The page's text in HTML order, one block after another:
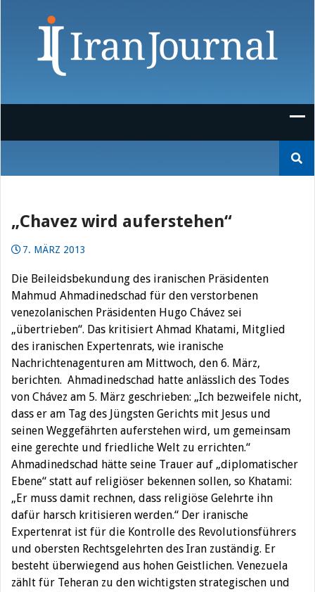
nach:
„Chavez wird auferstehen“
7. MÄRZ 2013
Die Beileidsbekundung des iranischen Präsidenten
Mahmud Ahmadinedschad für den verstorbenen
venezolanischen Präsidenten Hugo Chávez sei
„übertrieben“. Das kritisiert Ahmad Khatami, Mitglied
des iranischen Expertenrats, wie iranische
Nachrichtenagenturen am Mittwoch, den 6. März,
berichten. Ahmadinedschad hatte anlässlich des Todes
von Chávez am 5. März geschrieben: „Ich bezweifele nicht,
dass er am Tag des Jüngsten Gerichts mit Jesus und
seinen Weggefährten auferstehen wird, um gemeinsam
eine gerechte und friedliche Welt zu errichten.“
Ahmadinedschad hätte seine Trauer auf „diplomatischer
Ebene“ statt auf religiöser bekennen sollen, so Khatami:
„Er muss damit rechnen, dass religiöse Gelehrte ihn
dafür harsch kritisieren werden.“ Der iranische
Expertenrat ist für die Kontrolle des Revolutionsführers
und obersten Rechtsgelehrten des Iran zuständig. Er
besteht überwiegend aus hohen Geistlichen. Venezuela
zählt für Teheran zu den wichtigsten strategischen und